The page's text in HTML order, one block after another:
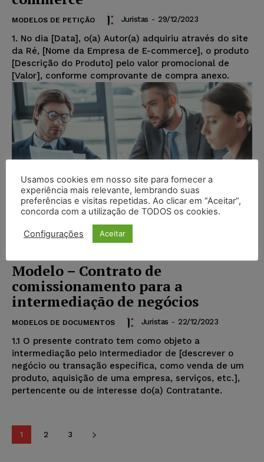
MODELOS DE PETIÇÃO Juristas - 29/12/2023
1. No dia [Data], o(a) Autor(a) adquiriu através do site
da Ré, [Nome da Empresa de E-commerce], o produto
[Descrição do Produto] pelo valor promocional de
[Valor], conforme comprovante de compra anexo.
Modelo – Contrato de
comissionamento para a
intermediação de negócios
MODELOS DE DOCUMENTOS Juristas - 22/12/2023
1.1 O presente contrato tem como objeto a
intermediação pelo Intermediador de [descrever o
negócio ou transação específica, como venda de um
produto, aquisição de uma empresa, serviços, etc.],
pertencente ou de interesse do(a) Contratante.
1 2 3
Usamos cookies em nosso site para fornecer a
experiência mais relevante, lembrando suas
preferências e visitas repetidas. Ao clicar em “Aceitar”,
concorda com a utilização de TODOS os cookies.
Configurações Aceitar